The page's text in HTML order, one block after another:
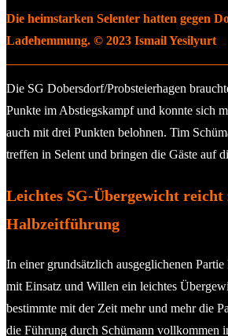
Die heimstarken Selenter hatten gegen
Ladehemmung. © 2023 Ismail Yesilyurt
Die SG Dobersdorf/Probsteierhagen
Punkte im Abstiegskampf und konnte sich
auch mit drei Punkten belohnen. Tim
treffen in Selent und bringen die Gäste auf
Leichtes SG-Übergewicht reicht
Halbzeitführung
In einer grundsätzlich ausgeglichenen
mit Einsatz und Willen ein leichtes
bestimmte mit der Zeit mehr und mehr die
die Führung durch Schümann vollkommen